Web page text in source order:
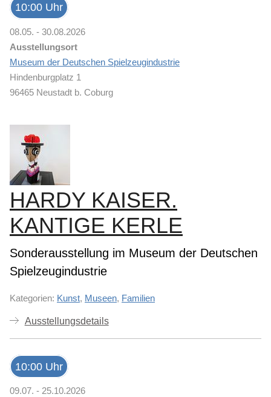
10:00 Uhr
08.05. - 30.08.2026
Ausstellungsort
Museum der Deutschen Spielzeugindustrie
Hindenburgplatz 1
96465 Neustadt b. Coburg
HARDY KAISER.
KANTIGE KERLE
Sonderausstellung im Museum der Deutschen
Spielzeugindustrie
Kategorien: Kunst, Museen, Familien
Ausstellungsdetails
10:00 Uhr
09.07. - 25.10.2026